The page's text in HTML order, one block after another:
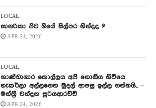
LOCAL
සාගරිකා පිට ගියේ සිල්පර හින්දද ?
APR 24, 2026
LOCAL
භාණ්ඩාගාර කොල්ලය අපි නොකිය හිටියෙ
හැකර්ලා අල්ලගෙන මුදල් ආපසු ඉල්ල ගන්නයි.. –
මන්ත්‍රී චන්දන සූරියආරච්චි
APR 24, 2026